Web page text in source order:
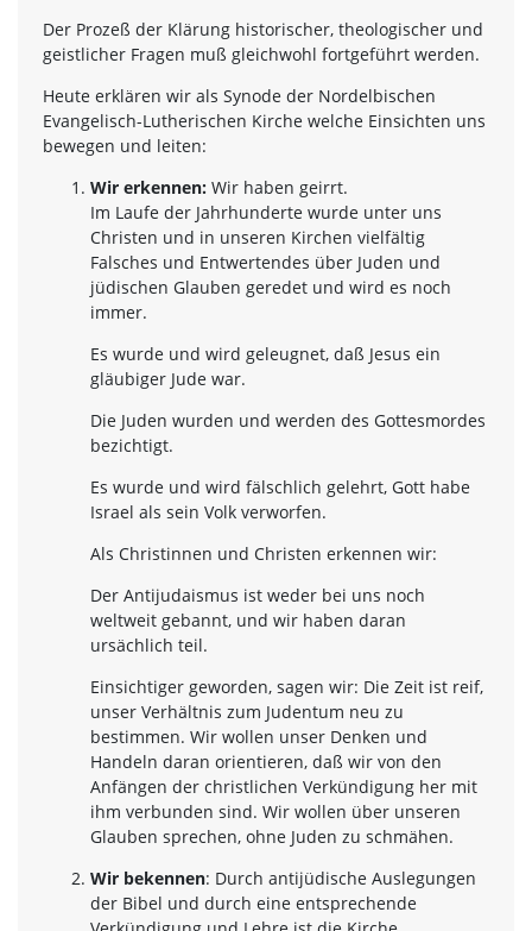
Der Prozeß der Klärung historischer, theologischer und
geistlicher Fragen muß gleichwohl fortgeführt werden.
Heute erklären wir als Synode der Nordelbischen
Evangelisch-Lutherischen Kirche welche Einsichten uns
bewegen und leiten:
Wir erkennen: Wir haben geirrt.
Im Laufe der Jahrhunderte wurde unter uns
Christen und in unseren Kirchen vielfältig
Falsches und Entwertendes über Juden und
jüdischen Glauben geredet und wird es noch
immer.
Es wurde und wird geleugnet, daß Jesus ein
gläubiger Jude war.
Die Juden wurden und werden des Gottesmordes
bezichtigt.
Es wurde und wird fälschlich gelehrt, Gott habe
Israel als sein Volk verworfen.
Als Christinnen und Christen erkennen wir:
Der Antijudaismus ist weder bei uns noch
weltweit gebannt, und wir haben daran
ursächlich teil.
Einsichtiger geworden, sagen wir: Die Zeit ist reif,
unser Verhältnis zum Judentum neu zu
bestimmen. Wir wollen unser Denken und
Handeln daran orientieren, daß wir von den
Anfängen der christlichen Verkündigung her mit
ihm verbunden sind. Wir wollen über unseren
Glauben sprechen, ohne Juden zu schmähen.
Wir bekennen: Durch antijüdische Auslegungen
der Bibel und durch eine entsprechende